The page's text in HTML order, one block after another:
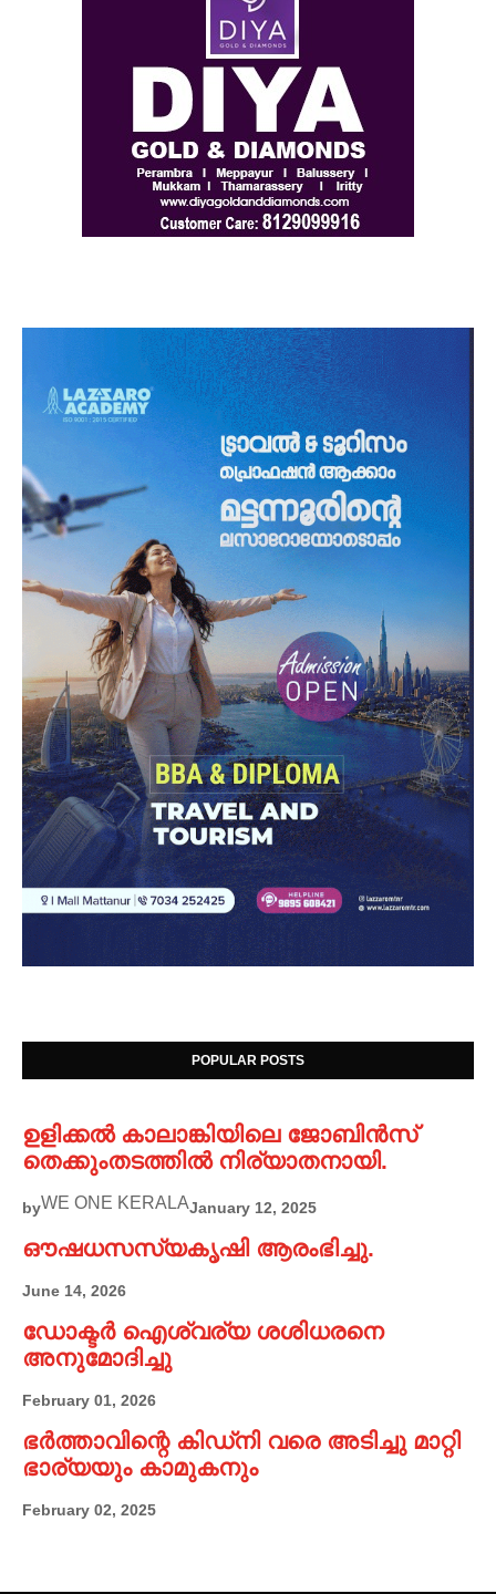
POPULAR POSTS
ഉളിക്കൽ കാലാങ്കിയിലെ ജോബിൻസ്
തെക്കുംതടത്തിൽ നിര്യാതനായി.
byWE ONE KERALAJanuary 12, 2025
ഔഷധസസ്യകൃഷി ആരംഭിച്ചു.
June 14, 2026
ഡോക്ടർ ഐശ്വര്യ ശശിധരനെ
അനുമോദിച്ചു
February 01, 2026
ഭർത്താവിന്റെ കിഡ്നി വരെ അടിച്ചു മാറ്റി
ഭാര്യയും കാമുകനും
February 02, 2025